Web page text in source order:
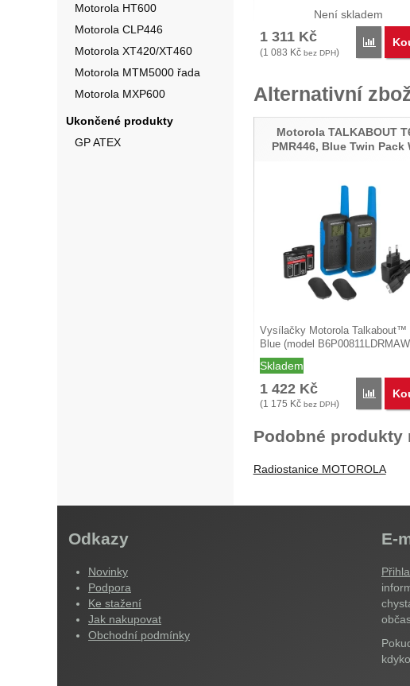
Není skladem
1 311 Kč
(1 083 Kč bez DPH)
Alternativní
Motorola TALKABOUT
PMR446, Blue Twin Pack
Vysílačky Motorola Talkabout™
Blue (model
Skladem
1 422 Kč
(1 175 Kč bez DPH)
Podobné produkty
Radiostanice MOTOROLA
Motorola HT600
Motorola CLP446
Motorola XT420/XT460
Motorola MTM5000 řada
Motorola MXP600
Ukončené produkty
GP ATEX
Odkazy
Novinky
Podpora
Ke stažení
Jak nakupovat
Obchodní podmínky
E-